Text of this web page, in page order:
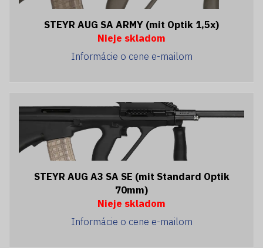
STEYR AUG SA ARMY (mit Optik 1,5x)
Nieje skladom
Informácie o cene e-mailom
STEYR AUG A3 SA SE (mit Standard Optik
70mm)
Nieje skladom
Informácie o cene e-mailom